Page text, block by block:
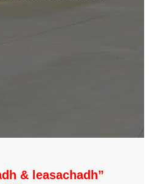
& leasachadh”